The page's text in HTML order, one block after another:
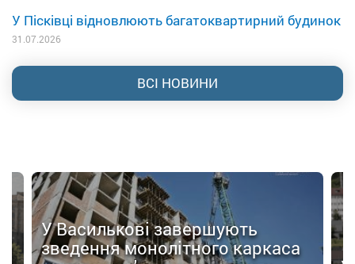
У Пісківці відновлюють багатоквартирний будинок
31.07.2026
ВСІ НОВИНИ
У Василькові завершують
зведення монолітного каркаса